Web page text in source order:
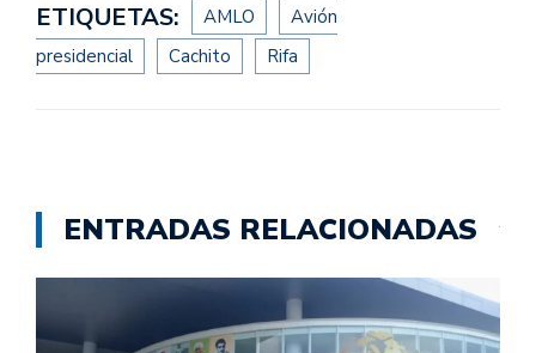
ETIQUETAS: AMLO
Avión
presidencial
Cachito Rifa
ENTRADAS RELACIONADAS